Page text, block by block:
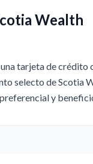
Wealth
tarjeta de crédito
selecto de Scotia
y